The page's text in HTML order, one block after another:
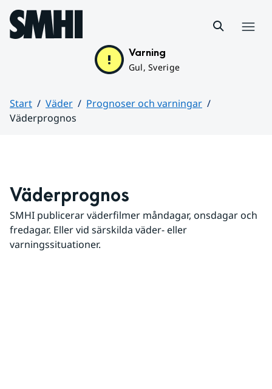
Hoppa till sidans innehåll
Varning
Gul, Sverige
Start Väder
Prognoser och varningar
Väderprognos
Väderprognos
SMHI publicerar väderfilmer måndagar, onsdagar och
fredagar. Eller vid särskilda väder- eller
varningssituationer.